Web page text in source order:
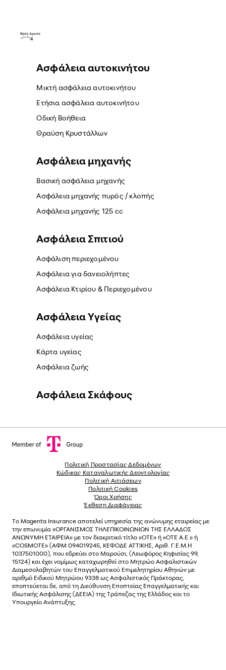
Ασφάλεια αυτοκινήτου
Μικτή ασφάλεια αυτοκινήτου
Ετήσια ασφάλεια αυτοκινήτου
Οδική Βοήθεια
Θραύση Κρυστάλλων
Ασφάλεια μηχανής
Βασική ασφάλεια μηχανής
Ασφάλεια μηχανής πυρός / κλοπής
Ασφάλεια μηχανής 125 cc
Ασφάλεια Σπιτιού
Ασφάλιση περιεχομένου
Ασφάλεια για δανειολήπτες
Ασφάλεια Κτιρίου & Περιεχομένου
Ασφάλεια Yγείας
Ασφάλεια υγείας
Κάρτα υγείας
Ασφάλεια ζωής
Ασφάλεια Σκάφους
Πολιτική Προστασίας Δεδομένων
Κώδικας Καταναλωτικής Δεοντολογίας
Πολιτική Αιτιάσεων
Πολιτική Cookies
Όροι Χρήσης
Έκθεση Διαφάνειας
Το Magenta Insurance αποτελεί υπηρεσία της ανώνυµης εταιρείας µε
την επωνυµία «ΟΡΓΑΝΙΣΜΟΣ ΤΗΛΕΠΙΚΟΙΝΩΝΙΩΝ ΤΗΣ ΕΛΛΑΔΟΣ
ΑΝΩΝΥΜΗ ΕΤΑΙΡΕΙΑ» µε τον διακριτικό τίτλο «OTE» ή «ΟΤΕ Α.Ε.» ή
«COSMOTE» (ΑΦΜ 094019245, ΚΕΦΟΔΕ ΑΤΤΙΚΗΣ, Αριθ. Γ.Ε.Μ.Η
1037501000), που εδρεύει στο Μαρούσι, (Λεωφόρος Κηφισίας 99,
15124) και έχει νοµίµως καταχωρηθεί στο Μητρώο Ασφαλιστικών
Διαµεσολαβητών του Επαγγελµατικού Επιµελητηρίου Αθηνών µε
αριθµό Ειδικού Μητρώου 9338 ως Ασφαλιστικός Πράκτορας,
εποπτεύεται δε, από τη Διεύθυνση Εποπτείας Επαγγελματικής και
Ιδιωτικής Ασφάλισης (ΔΕΕΙΑ) της Τράπεζας της Ελλάδος και το
Υπουργείο Ανάπτυξης.